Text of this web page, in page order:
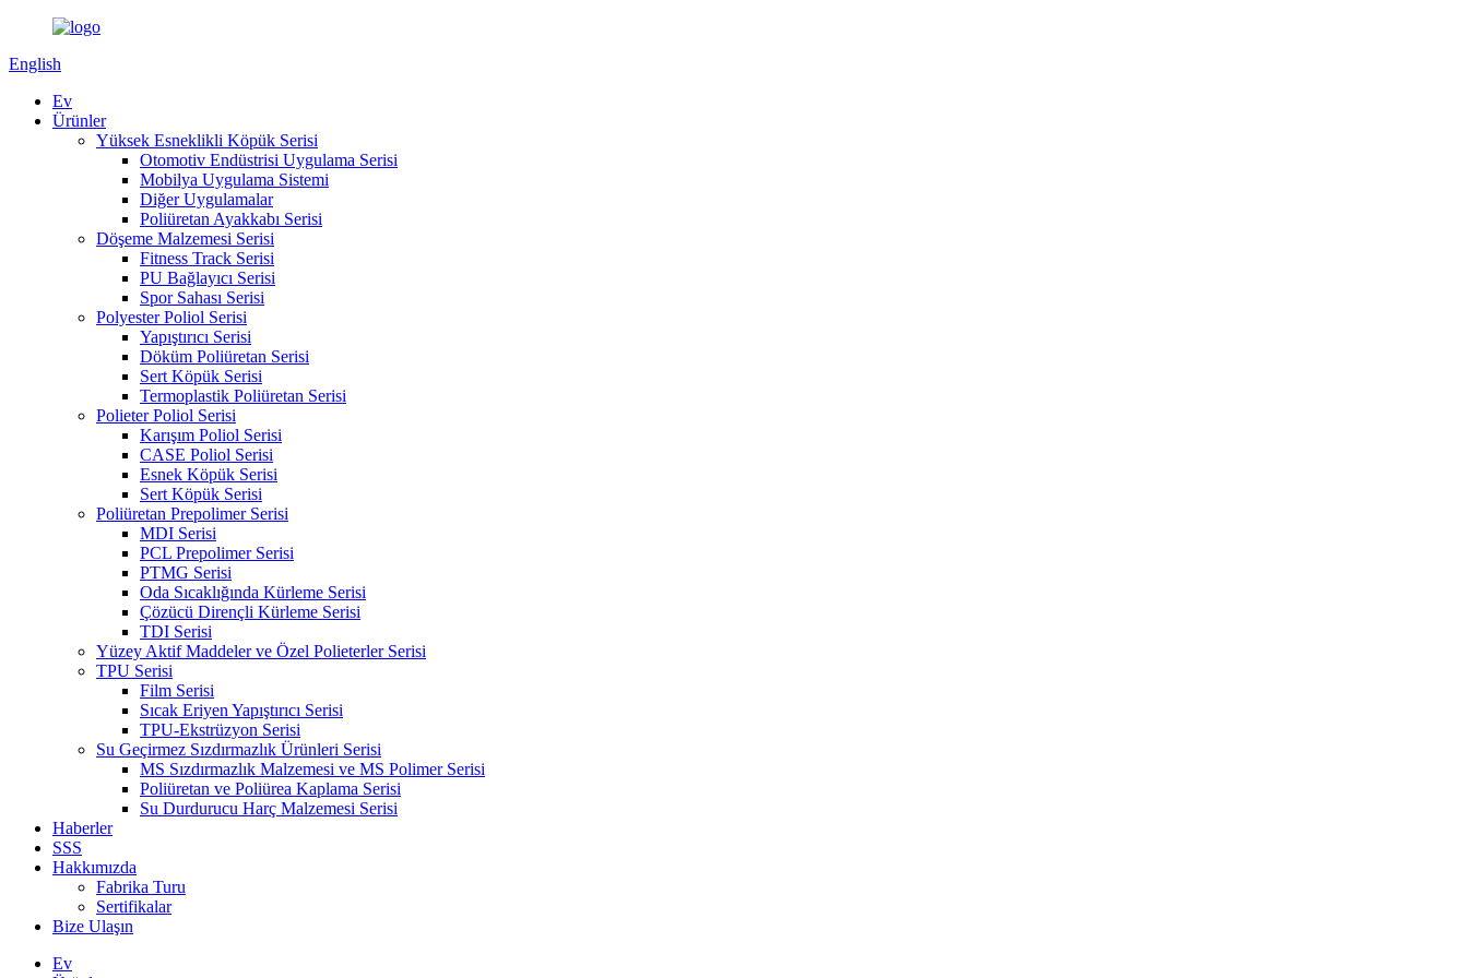
English
Ev
Ürünler
Yüksek Esneklikli Köpük Serisi
Otomotiv Endüstrisi Uygulama Serisi
Mobilya Uygulama Sistemi
Diğer Uygulamalar
Poliüretan Ayakkabı Serisi
Döşeme Malzemesi Serisi
Fitness Track Serisi
PU Bağlayıcı Serisi
Spor Sahası Serisi
Polyester Poliol Serisi
Yapıştırıcı Serisi
Döküm Poliüretan Serisi
Sert Köpük Serisi
Termoplastik Poliüretan Serisi
Polieter Poliol Serisi
Karışım Poliol Serisi
CASE Poliol Serisi
Esnek Köpük Serisi
Sert Köpük Serisi
Poliüretan Prepolimer Serisi
MDI Serisi
PCL Prepolimer Serisi
PTMG Serisi
Oda Sıcaklığında Kürleme Serisi
Çözücü Dirençli Kürleme Serisi
TDI Serisi
Yüzey Aktif Maddeler ve Özel Polieterler Serisi
TPU Serisi
Film Serisi
Sıcak Eriyen Yapıştırıcı Serisi
TPU-Ekstrüzyon Serisi
Su Geçirmez Sızdırmazlık Ürünleri Serisi
MS Sızdırmazlık Malzemesi ve MS Polimer Serisi
Poliüretan ve Poliürea Kaplama Serisi
Su Durdurucu Harç Malzemesi Serisi
Haberler
SSS
Hakkımızda
Fabrika Turu
Sertifikalar
Bize Ulaşın
Ev